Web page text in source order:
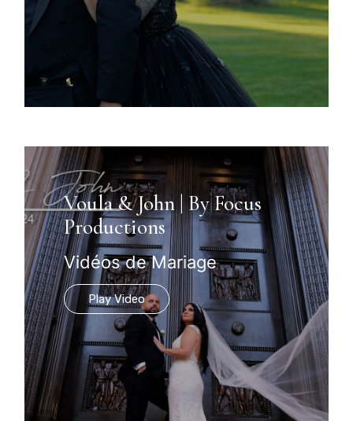
Voula & John | By Focus
Productions
Vidéos de Mariage
Play Video